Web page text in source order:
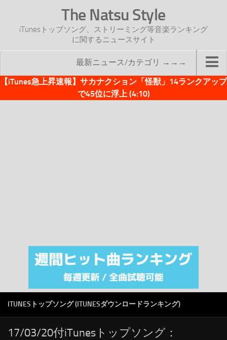
The Natsu Style
iTunesトップソング、ストリーミング等音楽ランキング
に関するニュースサイト
最新ニュース/カテゴリ →→→
TOP
注目カテゴリ
オリジナルiTunes週間トップソング
RSS
【iTunes急上昇速報】サカナクション「怪獣」14ランクアップ
で45位に浮上 (4:10)
ITUNESトップソング (ITUNESダウンロードランキング)
17/03/20付iTunesトップソング：